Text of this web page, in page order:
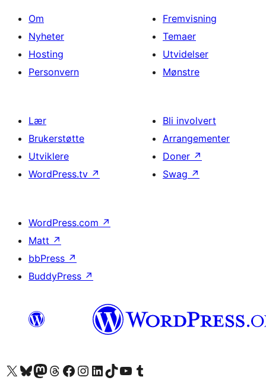
Om
Nyheter
Hosting
Personvern
Fremvisning
Temaer
Utvidelser
Mønstre
Lær
Brukerstøtte
Utviklere
WordPress.tv ↗
Bli involvert
Arrangementer
Doner ↗
Swag ↗
WordPress.com ↗
Matt ↗
bbPress ↗
BuddyPress ↗
Besøk vår konto på X Visit our Bluesky account
Besøk vår Mastodon-konto
Visit our Threads account
Besøk vår Facebook-sideBesøk vår Instagram-konto
Besøk vår LinkedIn-konto
Visit our TikTok account
Visit our YouTube channel
Visit our Tumblr account